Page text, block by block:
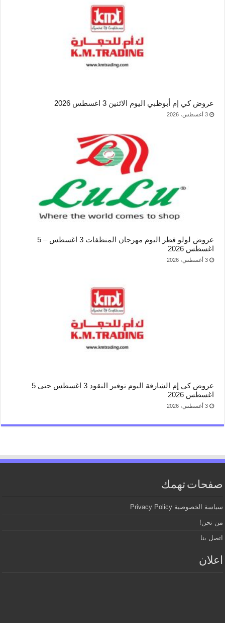
عروض كي إم أبوظبي اليوم الاثنين 3 اغسطس 2026
3 أغسطس، 2026
عروض لولو قطر اليوم مهرجان المنظفات 3 اغسطس – 5
اغسطس 2026
3 أغسطس، 2026
عروض كي إم الشارقة اليوم توفير النقود 3 اغسطس حتى 5
اغسطس 2026
3 أغسطس، 2026
صفحات تهمك
سياسة الخصوصية Privacy Policy
من نحن!
اتصل بنا
اعلان